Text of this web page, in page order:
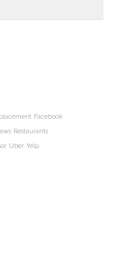
Facebook
Restaurants
Uber Yelp